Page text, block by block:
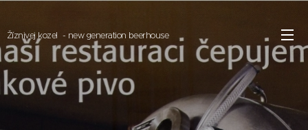
Žíznivej kozel - new generation beerhouse